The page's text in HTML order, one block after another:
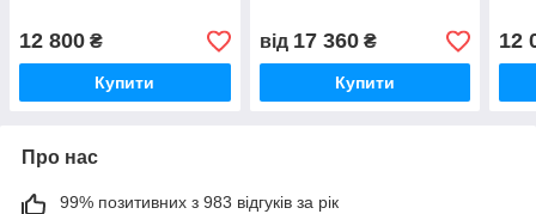
12 800 ₴
Купити
від 17 360₴
Купити
12
Про нас
99% позитивних з 983 відгуків за рік